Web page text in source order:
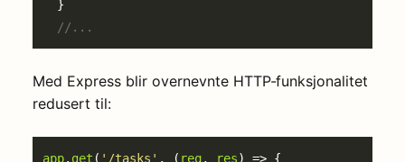
Med Express blir overnevnte HTTP-funksjonalitet
redusert til:
app. get ( '/tasks' , ( req, res